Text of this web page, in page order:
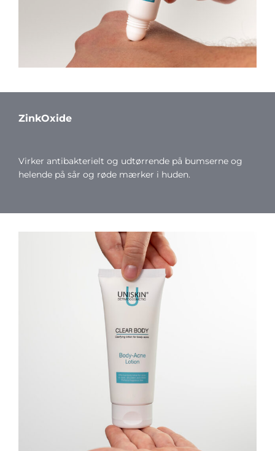
ZinkOxide
Virker antibakterielt og udtørrende på bumserne og
helende på sår og røde mærker i huden.